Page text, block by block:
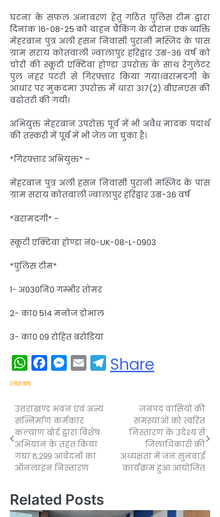
घटना के सफल अनावरण हेतु गठित पुलिस टीम द्वारा
दिनांक 16-08-25 को वाहन चैकिंग के दौरान एक व्यक्ति
मेहरबान पुत्र अली हसन निवासी पुरानी मस्जिद के पास
ग्राम सराय कोतवाली ज्वालापुर हरिद्वार उम्र-36 वर्ष को
चोरी की स्कूटी एक्टिवा होण्डा उपरोक्त के साथ रेगुलेटर
पुल नहर पटरी से गिरफ्तार किया गया।बरामदगी के
आधार पर मुकदमा उपरोक्त में धारा 317(2) बीएनएस की
बढोतरी की गयी।
अभियुक्त मेहरबान उपरोक्त पूर्व में भी अवैध मादक पदार्थ
की तस्करी में पूर्व में भी जेल जा चुका है।
*गिरफ्तार अभियुक्त* –
मेहरबान पुत्र अली हसन निवासी पुरानी मस्जिद के पास
ग्राम सराय कोतवाली ज्वालापुर हरिद्वार उम्र-36 वर्ष
*बरामदगी* –
स्कूटी एक्टिवा होण्डा नं0-UK-08-L-0903
*पुलिस टीम*
1- अ030नि0 गम्भीर तोमर
2- का0 514 मनोज डोभाल
3- का0 09 रोहित बरोडिया
WhatsApp
Facebook
Messenger
EmailTelegram
Share
उत्तराखंड
Post
navigation
उत्तराखण्ड भवन एवं अन्य
सन्निर्माण कर्मकार
कल्याण बोर्ड द्वारा विशेष
अभियान के तहत किया
गया 8,299 आवेदनों का
ऑनलाइन निस्तारण
जनपद वासियों की
समस्याओं को त्वरित
निस्तारण के उदेश्य से
जिलाधिकारी की
अध्यक्षता में जन सुनवाई
कार्यक्रम हुआ आयोजित
Related Posts